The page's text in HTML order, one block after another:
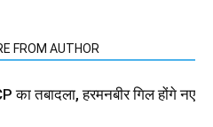
FROM AUTHOR
तबादला, हरमनबीर गिल होंगे नए